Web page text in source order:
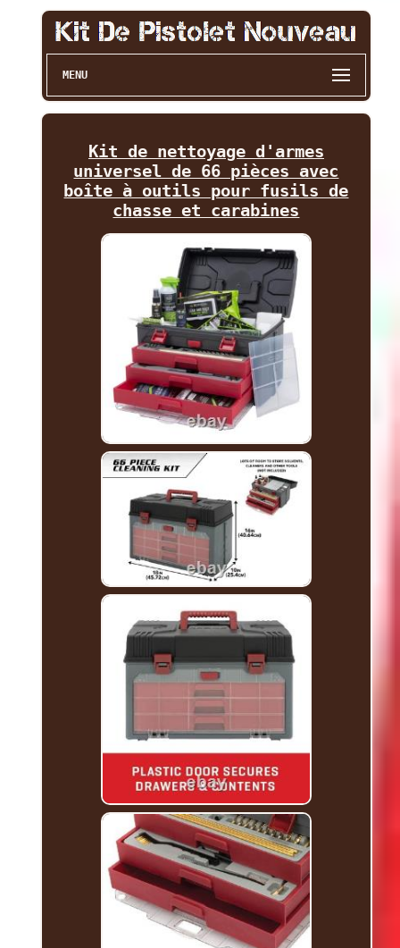
MENU
Kit de nettoyage d'armes
universel de 66 pièces avec
boîte à outils pour fusils de
chasse et carabines